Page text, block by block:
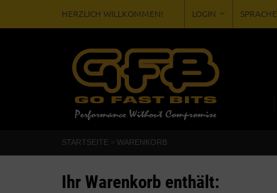
HERZLICH WILLKOMMEN! LOGIN SPRACHE
STARTSEITE WARENKORB
Ihr Warenkorb enthält: